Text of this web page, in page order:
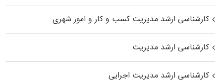
کارشناسی ارشد مدیریت کسب و کار و امور شهری
کارشناسی ارشد مدیریت
کارشناسی ارشد مدیریت اجرایی